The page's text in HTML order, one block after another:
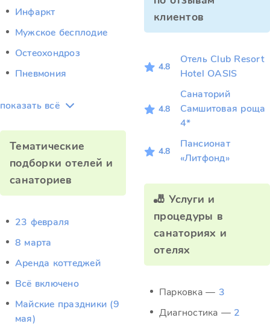
Инфаркт
Мужское бесплодие
Остеохондроз
Пневмония
показать всё
Тематические
подборки отелей и
санаториев
23 февраля
8 марта
Аренда коттеджей
Всё включено
Майские праздники (9
мая)
клиентов
4.8
Отель Club Resort
Hotel OASIS
4.8
Санаторий
Самшитовая роща
4*
4.8
Пансионат
«Литфонд»
🎳 Услуги и
процедуры в
санаториях и
отелях
Парковка — 3
Диагностика — 2